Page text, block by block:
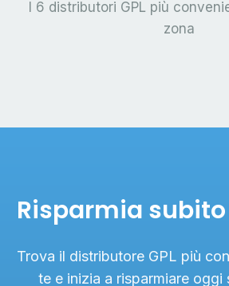
I 6 distributori GPL più
zona
Risparmia
Trova il distributore GPL più
te e inizia a risparmiare oggi